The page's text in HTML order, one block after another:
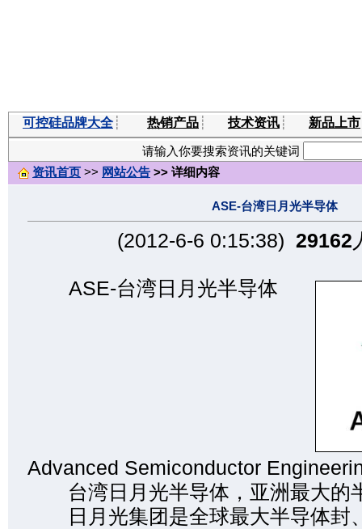
可控硅品牌大全 ┊ 热销产品 ┊ 技术资讯 ┊ 新品上市
请输入你要搜索资讯的关键词
资讯首页 >> 网站公告 >> 详细内容
ASE-台湾日月光半导体
(2012-6-6 0:15:38) 29162
ASE-台湾日月光半导体
Advanced Semiconductor
台湾日月光半导体，亚洲最大的
日月光集团是全球最大半导体封